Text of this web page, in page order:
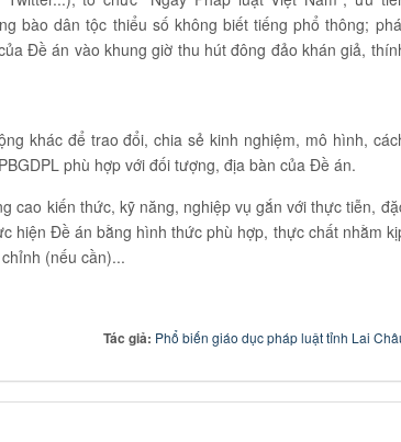
bào dân tộc thiểu số không biết tiếng phổ thông;
Đề án vào khung giờ thu hút đông đảo khán giả,
khác để trao đổi, chia sẻ kinh nghiệm, mô hình,
phù hợp với đối tượng, địa bàn của Đề án.
cao kiến thức, kỹ năng, nghiệp vụ gắn với thực tiễn,
hiện Đề án bằng hình thức phù hợp, thực chất nhằm
(nếu cần)...
Tác giả: Phổ biến giáo dục pháp luật tỉnh Lai